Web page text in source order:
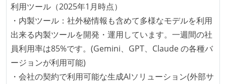
利用ツール（2025年1月時点）
・内製ツール：社外秘情報も含めて多様なモデルを利用
出来る内製ツールを開発・運用しています。一週間の社
員利用率は85%です。(Gemini、GPT、Claude の各種バ
ージョンが利用可能)
・会社の契約で利用可能な生成AIソリューション(外部サ